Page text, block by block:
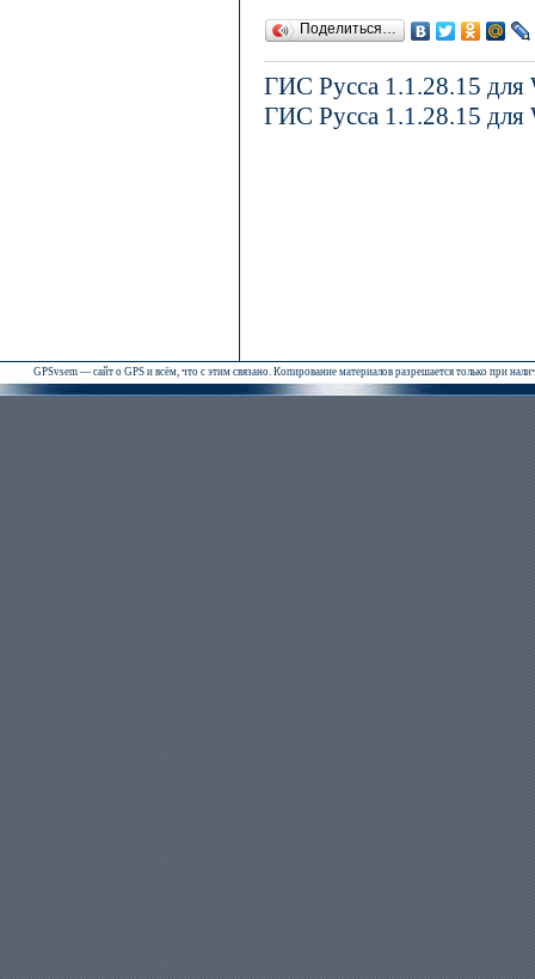
Поделиться…
ГИС Русса 1.1.28.15 для
ГИС Русса 1.1.28.15
GPSvsem — сайт о GPS и всём, что с этим связано. Копирование материалов разрешается только при